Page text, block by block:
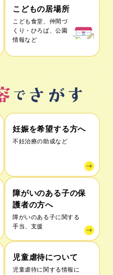
こどもの居場所
こども食堂、仲間づ
くり・ひろば、公園
情報など
妊娠を希望する方へ
不妊治療の助成など
障がいのある子の保
護者の方へ
障がいのある子に関する
手当、支援
児童虐待について
児童虐待に関する情報に